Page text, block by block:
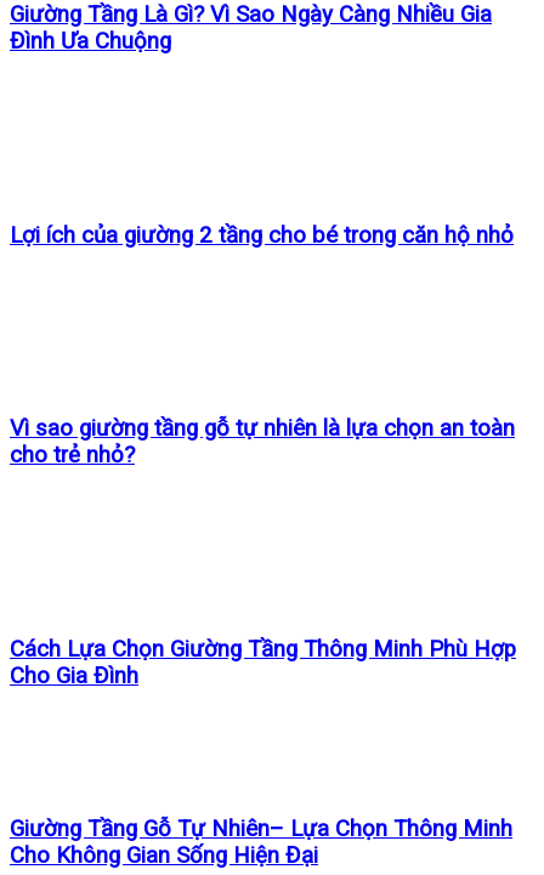
Giường Tầng Là Gì? Vì Sao Ngày Càng Nhiều Gia
Đình Ưa Chuộng
Lợi ích của giường 2 tầng cho bé trong căn hộ nhỏ
Vì sao giường tầng gỗ tự nhiên là lựa chọn an toàn
cho trẻ nhỏ?
Cách Lựa Chọn Giường Tầng Thông Minh Phù Hợp
Cho Gia Đình
Giường Tầng Gỗ Tự Nhiên– Lựa Chọn Thông Minh
Cho Không Gian Sống Hiện Đại